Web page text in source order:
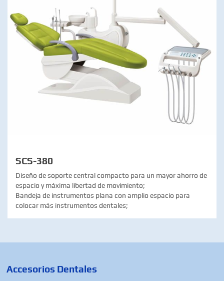
SCS-380
Diseño de soporte central compacto para un mayor ahorro de
espacio y máxima libertad de movimiento;
Bandeja de instrumentos plana con amplio espacio para
colocar más instrumentos dentales;
Accesorios Dentales